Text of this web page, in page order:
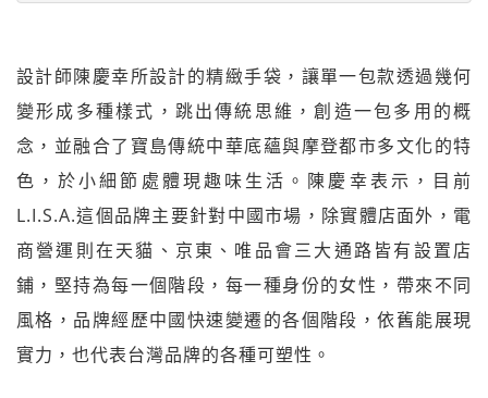
設計師陳慶幸所設計的精緻手袋，讓單一包款透過幾何
變形成多種樣式，跳出傳統思維，創造一包多用的概
念，並融合了寶島傳統中華底蘊與摩登都市多文化的特
色，於小細節處體現趣味生活。陳慶幸表示，目前
L.I.S.A.這個品牌主要針對中國市場，除實體店面外，電
商營運則在天貓、京東、唯品會三大通路皆有設置店
鋪，堅持為每一個階段，每一種身份的女性，帶來不同
風格，品牌經歷中國快速變遷的各個階段，依舊能展現
實力，也代表台灣品牌的各種可塑性。